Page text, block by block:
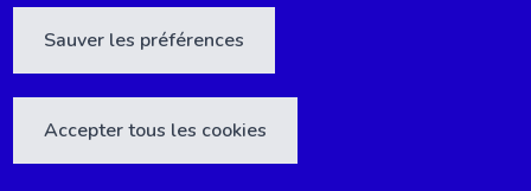
©2026 BRUPARTNERS
Sauver les préférences
Accepter tous les cookies